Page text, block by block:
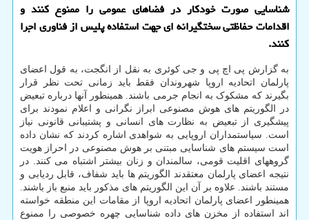
شناسایی صورت خودکار در فضاهای عمومی را ممنوع کنند و
اقدامات حفاظتی سختگیرانه ای جهت استفاده پلیس از فناوری اجرا
کنند.
به گزارش پی اچ پی و جی کوئری به نقل از انگجت، به قول اعضای
پارلمان اتحادیه اروپا شهروندان فقط باید زمانی تحت نظر قرار
بگیرند که مشکوک به انجام جرمی باشند. همینطور آنها درباره تبعیض
در الگوریتم های هوش مصنوعی ابراز نگرانی و اعلام نمودند برای
پیشگیری از تبعیض به نظارت های انسانی و پشتیبانی قانونی نیاز
است. سیاستمداران اروپایی به شواهدی اشاره کردند که نشان داده
است سیستم های شناسایی مبتنی بر هوش مصنوعی در احراز هویت
گروههای اقلیت قومی، سالمندان و زنان بیشتر اشتباه می کنند. در
نتیجه اعضای پارلمان معتقدند الگوریتم ها باید شفاف، قابل ردیابی و
مستند باشند. علاوه بر آن این الگوریتم های مذکور باید منبع باز باشند.
همینطور اعضای پارلمان اتحادیه اروپا از مقامات این منطقه خواسته
اند استفاده از مخزن های داده شناسایی چهره خصوصی را ممنوع